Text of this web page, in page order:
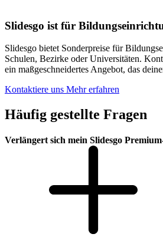
Slidesgo ist für
Slidesgo bietet Sonderpreise für
Schulen, Bezirke oder Universitäten.
ein maßgeschneidertes Angebot, das
Kontaktiere uns Mehr erfahren
Häufig gestellte Fragen
Verlängert sich mein Slidesgo